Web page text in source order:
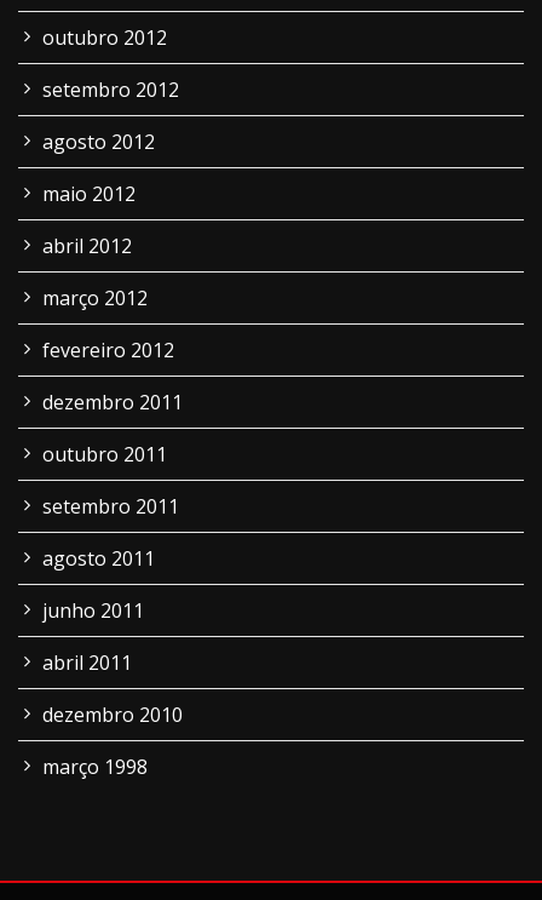
outubro 2012
setembro 2012
agosto 2012
maio 2012
abril 2012
março 2012
fevereiro 2012
dezembro 2011
outubro 2011
setembro 2011
agosto 2011
junho 2011
abril 2011
dezembro 2010
março 1998